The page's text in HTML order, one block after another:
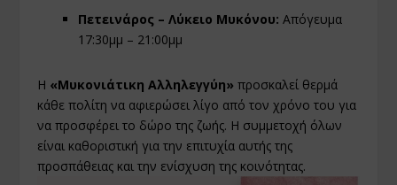
Πετεινάρος – Λύκειο Μυκόνου: Απόγευμα
17:30μμ – 21:00μμ
Η «Μυκονιάτικη Αλληλεγγύη» προσκαλεί θερμά
κάθε πολίτη να αφιερώσει λίγο από τον χρόνο του για
να προσφέρει το δώρο της ζωής. Η συμμετοχή όλων
είναι καθοριστική για την επιτυχία αυτής της
προσπάθειας και την ενίσχυση της κοινότητας.